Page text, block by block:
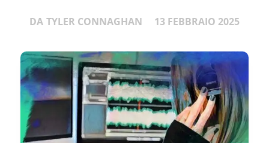
DA TYLER CONNAGHAN 13 FEBBRAIO 2025